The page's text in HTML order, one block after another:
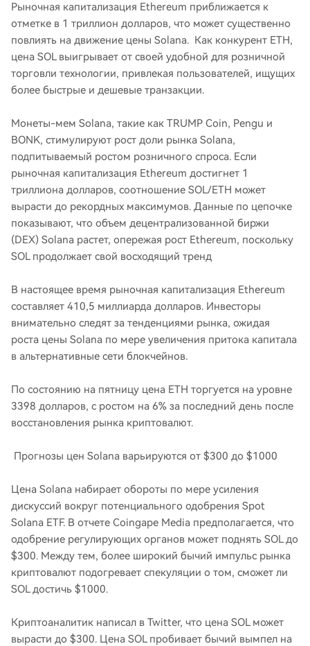
Рыночная капитализация Ethereum приближается к
отметке в 1 триллион долларов, что может существенно
повлиять на движение цены Solana. Как конкурент ETH,
цена SOL выигрывает от своей удобной для розничной
торговли технологии, привлекая пользователей, ищущих
более быстрые и дешевые транзакции.
Монеты-мем Solana, такие как TRUMP Coin, Pengu и
BONK, стимулируют рост доли рынка Solana,
подпитываемый ростом розничного спроса. Если
рыночная капитализация Ethereum достигнет 1
триллиона долларов, соотношение SOL/ETH может
вырасти до рекордных максимумов. Данные по цепочке
показывают, что объем децентрализованной биржи
(DEX) Solana растет, опережая рост Ethereum, поскольку
SOL продолжает свой восходящий тренд
В настоящее время рыночная капитализация Ethereum
составляет 410,5 миллиарда долларов. Инвесторы
внимательно следят за тенденциями рынка, ожидая
роста цены Solana по мере увеличения притока капитала
в альтернативные сети блокчейнов.
По состоянию на пятницу цена ETH торгуется на уровне
3398 долларов, с ростом на 6% за последний день после
восстановления рынка криптовалют.
Прогнозы цен Solana варьируются от $300 до $1000
Цена Solana набирает обороты по мере усиления
дискуссий вокруг потенциального одобрения Spot
Solana ETF. В отчете Coingape Media предполагается, что
одобрение регулирующих органов может поднять SOL до
$300. Между тем, более широкий бычий импульс рынка
криптовалют подогревает спекуляции о том, сможет ли
SOL достичь $1000.
Криптоаналитик написал в Twitter, что цена SOL может
вырасти до $300. Цена SOL пробивает бычий вымпел на